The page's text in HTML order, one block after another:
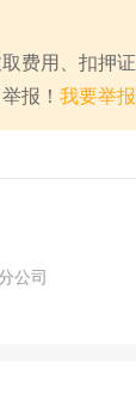
费用、扣押
报！ 我要举报
公司